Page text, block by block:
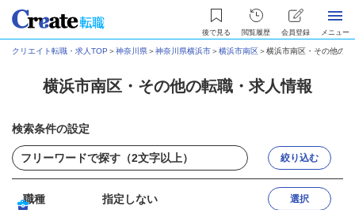
後で見る 閲覧履歴 会員登録 メニュー
クリエイト転職・求人TOP ＞神奈川県＞神奈川県横浜市＞横浜市南区＞横浜市南区・その他の
横浜市南区・その他の転職・求人情報
検索条件の設定
絞り込む
職種 指定しない 選択